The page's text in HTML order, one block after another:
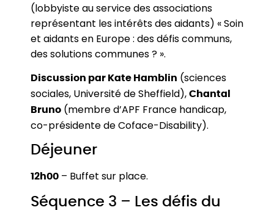
(lobbyiste au service des associations
représentant les intérêts des aidants) « Soin
et aidants en Europe : des défis communs,
des solutions communes ? ».
Discussion par Kate Hamblin (sciences
sociales, Université de Sheffield), Chantal
Bruno (membre d’APF France handicap,
co-présidente de Coface-Disability).
Déjeuner
12h00 – Buffet sur place.
Séquence 3 – Les défis du